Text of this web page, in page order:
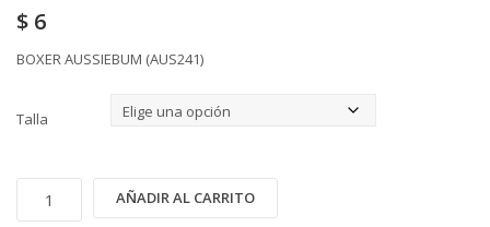
$ 6
BOXER AUSSIEBUM (AUS241)
Talla
AUSSIEBUM
AÑADIR AL CARRITO